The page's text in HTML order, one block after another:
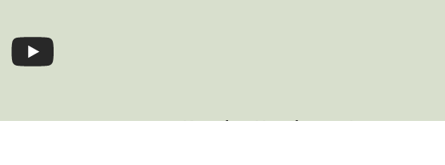
Kontakt Newsletter Impressum